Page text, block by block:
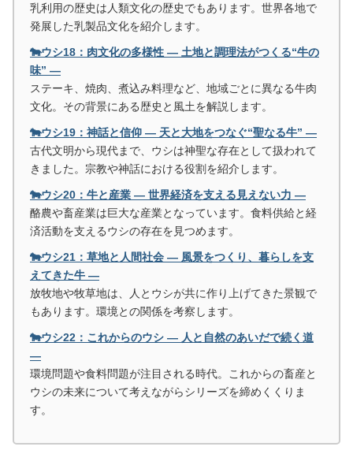
乳利用の歴史は人類文化の歴史でもあります。世界各地で
発展した乳製品文化を紹介します。
🐄ウシ18：肉文化の多様性 ― 土地と調理法がつくる“牛の
味” ―
ステーキ、焼肉、煮込み料理など、地域ごとに異なる牛肉
文化。その背景にある歴史と風土を解説します。
🐄ウシ19：神話と信仰 ― 天と大地をつなぐ“聖なる牛” ―
古代文明から現代まで、ウシは神聖な存在として扱われて
きました。宗教や神話における役割を紹介します。
🐄ウシ20：牛と産業 ― 世界経済を支える見えない力 ―
酪農や畜産業は巨大な産業となっています。食料供給と経
済活動を支えるウシの存在を見つめます。
🐄ウシ21：草地と人間社会 ― 風景をつくり、暮らしを支
えてきた牛 ―
放牧地や牧草地は、人とウシが共に作り上げてきた景観で
もあります。環境との関係を考察します。
🐄ウシ22：これからのウシ ― 人と自然のあいだで続く道
―
環境問題や食料問題が注目される時代。これからの畜産と
ウシの未来について考えながらシリーズを締めくくりま
す。